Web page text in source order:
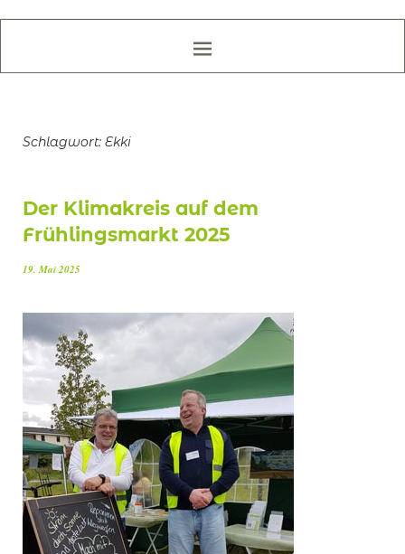
Schlagwort: Ekki
Der Klimakreis auf dem
Frühlingsmarkt 2025
19. Mai 2025